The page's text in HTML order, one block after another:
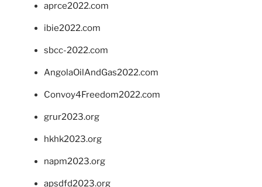
aprce2022.com
ibie2022.com
sbcc-2022.com
AngolaOilAndGas2022.com
Convoy4Freedom2022.com
grur2023.org
hkhk2023.org
napm2023.org
apsdfd2023.org